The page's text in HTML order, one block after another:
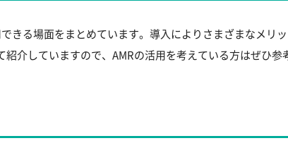
きる場面をまとめています。導入によりさまざまなメリ
介していますので、AMRの活用を考えている方はぜひ参